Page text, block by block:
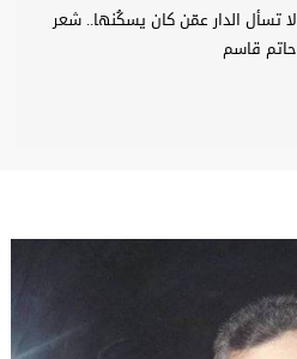
لا تسأل الدار عمّن كان يسكُنها.. شعر
حاتم قاسم